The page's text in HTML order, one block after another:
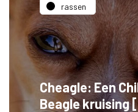
rassen
Cheagle: Een
Beagle kruising